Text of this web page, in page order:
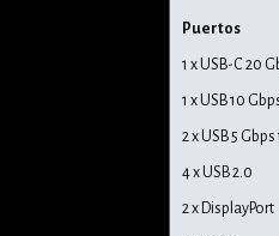
Puertos
1 x USB-C 20
1 x USB 10
2 x USB 5
4 x USB 2.0
2 x DisplayPort